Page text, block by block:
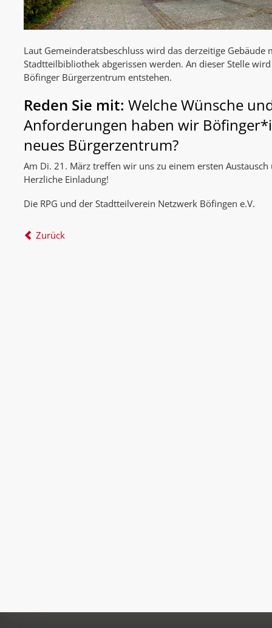
Laut Gemeinderatsbeschluss wird das derzeitige
Stadtteilbibliothek abgerissen werden. An dieser Stelle
Böfinger Bürgerzentrum entstehen.
Reden Sie mit: Welche Wünsche
Anforderungen haben wir
neues Bürgerzentrum?
Am Di. 21. März treffen wir uns zu einem ersten
Herzliche Einladung!
Die RPG und der Stadtteilverein Netzwerk Böfingen e.V.
Zurück